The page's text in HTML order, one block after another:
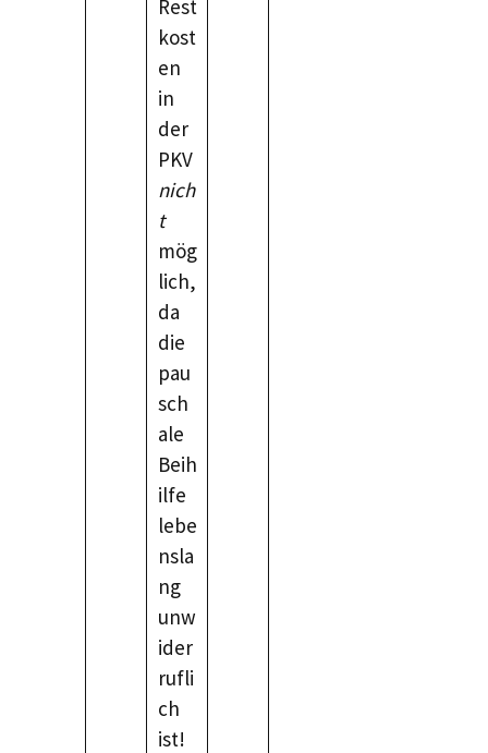
Rest
kost
en
in
der
PKV
nich
t
mög
lich,
da
die
pau
sch
ale
Beih
ilfe
lebe
nsla
ng
unw
ider
rufli
ch
ist!